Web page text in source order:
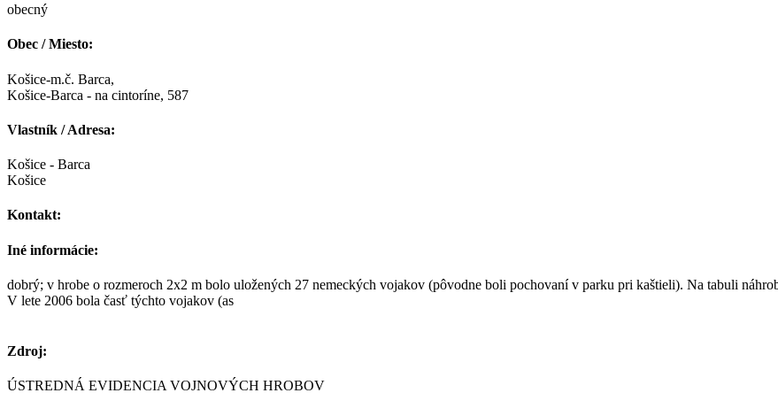
obecný
Obec / Miesto:
Košice-m.č. Barca,
Košice-Barca - na cintoríne, 587
Vlastník / Adresa:
Košice - Barca
Košice
Kontakt:
Iné informácie:
dobrý; v hrobe o rozmeroch 2x2 m bolo uložených 27 nemeckých vojakov (pôvodne boli pochovaní v parku pri kaštieli). Na tabuli
V lete 2006 bola časť týchto vojakov (as
Zdroj:
ÚSTREDNÁ EVIDENCIA VOJNOVÝCH HROBOV